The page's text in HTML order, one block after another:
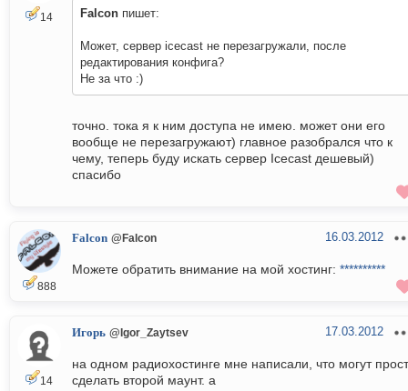
14 Falcon пишет:
Может, сервер icecast не перезагружали, после
редактирования конфига?
Не за что :)
точно. тока я к ним доступа не имею. может они его
вообще не перезагружают) главное разобрался что к
чему, теперь буду искать сервер Icecast дешевый)
спасибо
888
Falcon @Falcon 16.03.2012
Можете обратить внимание на мой хостинг: **********
14
Игорь @Igor_Zaytsev 17.03.2012
на одном радиохостинге мне написали, что могут
сделать второй маунт. а